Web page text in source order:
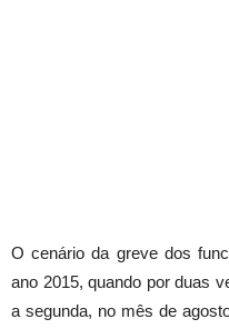
O cenário da greve dos
ano 2015, quando por duas
a segunda, no mês de